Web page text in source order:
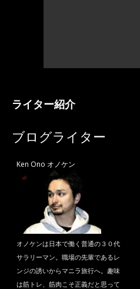
ライター紹介
ブログライター
Ken Ono オノケン
オノケンは日本で働く普通の３０代
サラリーマン。職場の先輩であるレ
ンジの誘いからマニラ旅行へ。趣味
は筋トレ、筋肉こそ正義だと思って